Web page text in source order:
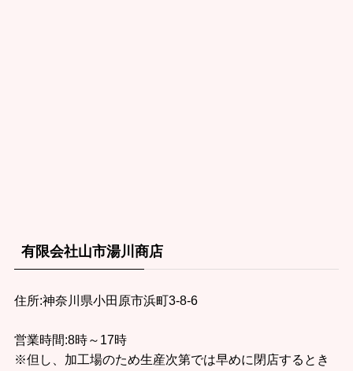
有限会社山市湯川商店
住所:神奈川県小田原市浜町3-8-6
営業時間:8時～17時
※但し、加工場のため生産次第では早めに閉店するとき